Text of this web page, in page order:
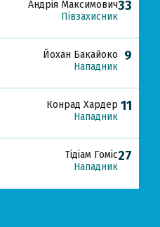
33
Андрія Максимович
Півзахисник
9
Йохан Бакайоко
Нападник
11
Конрад Хардер
Нападник
27
Тідіам Гоміс
Нападник